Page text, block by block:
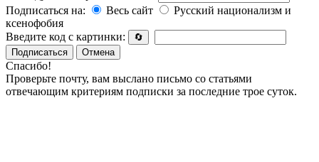
Подписаться на:
Весь сайт
Русский национализм и
ксенофобия
Введите код с картинки:
🔄
Подписаться
Отмена
Спасибо!
Проверьте почту, вам выслано письмо со статьями
отвечающим критериям подписки за последние трое суток.